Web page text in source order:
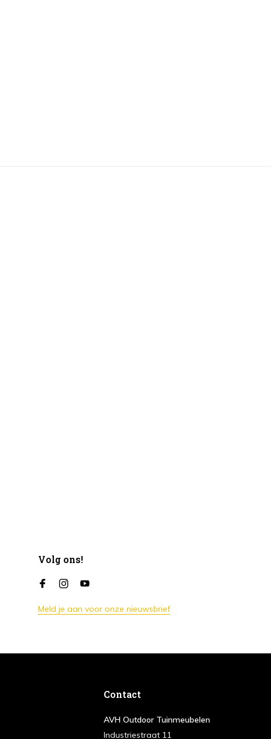
Volg ons!
Meld je aan voor onze nieuwsbrief
Contact
AVH Outdoor Tuinmeubelen
Industriestraat 11